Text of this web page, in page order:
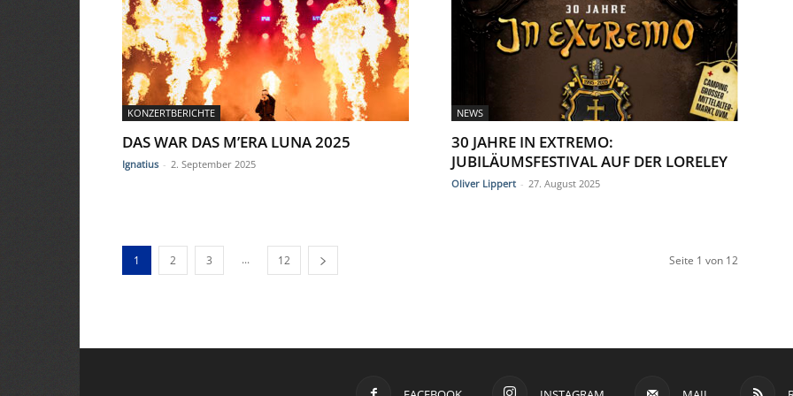
KONZERTBERICHTE
DAS WAR DAS M’ERA LUNA 2025
Ignatius - 2. September 2025
NEWS
30 JAHRE IN EXTREMO:
JUBILÄUMSFESTIVAL AUF DER LORELEY
Oliver Lippert - 27. August 2025
1 2 3 ... 12 Seite 1 von 12